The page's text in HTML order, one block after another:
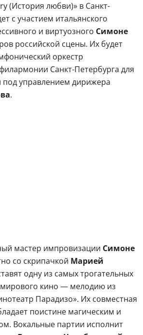
(История любви)» в Санкт-
с участием итальянского
и виртуозного Симоне
российской сцены. Их будет
оркестр
Санкт-Петербурга для
управлением дирижера
.
мастер импровизации Симоне
со скрипачкой Марией
одну из самых трогательных
кино — мелодию из
Парадизо». Их совместная
поистине магическим и
Вокальные партии исполнит